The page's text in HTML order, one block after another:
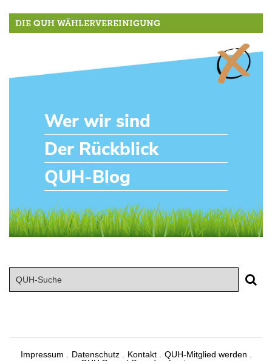
DIE QUH WÄHLERVEREINIGUNG
Wer wir sind
Der Rückblick
QUH-Blog
Impressum Datenschutz Kontakt
QUH-Mitglied werden